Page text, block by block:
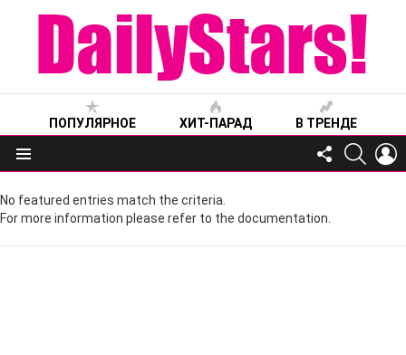
ПОПУЛЯРНОЕ ХИТ-ПАРАД В ТРЕНДЕ
Меню
FOLLOW
US
No featured entries match the criteria.
For more information please refer to the documentation.